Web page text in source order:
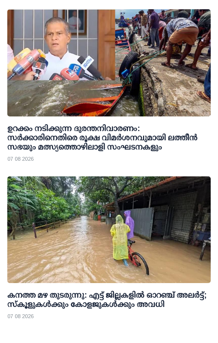
ഉറക്കം നടിക്കുന്ന ദുരന്തനിവാരണം:
സര്‍ക്കാരിനെതിരെ രൂക്ഷ വിമര്‍ശനവുമായി ലത്തീന്‍
സഭയും മത്സ്യത്തൊഴിലാളി സംഘടനകളും
07 08 2026
കനത്ത മഴ തുടരുന്നു: എട്ട് ജില്ലകളില്‍ ഓറഞ്ച് അലര്‍ട്ട്;
സ്‌കൂളുകള്‍ക്കും കോളജുകള്‍ക്കും അവധി
07 08 2026